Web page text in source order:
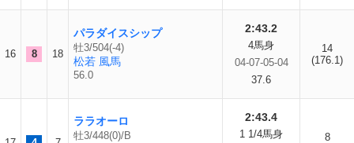
16 8 18
パラダイスシップ
牡3/504(-4)
松若 風馬
56.0
2:43.2
4馬身
04-07-05-04
37.6
14
(176.1)
ララオーロ
牡3/448(0)/B
2:43.4
1 1/4馬身
8